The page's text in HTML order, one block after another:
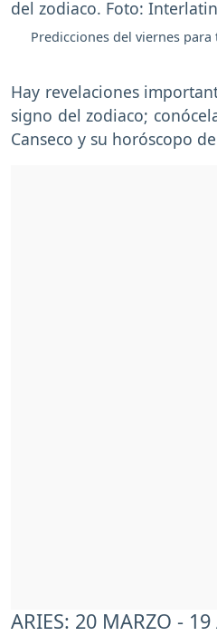
Predicciones del viernes
Hay revelaciones
signo del zodiaco;
Canseco y su horóscopo
ARIES: 20 MARZO - 19